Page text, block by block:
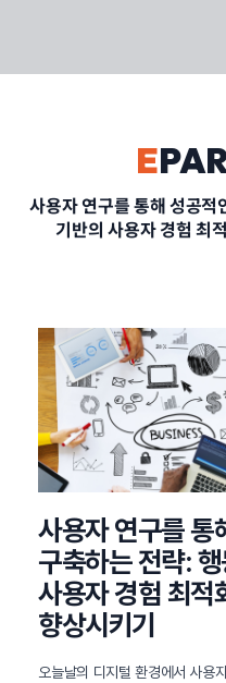
PORTFOLIO
CONTACT
정부지원사업
E
사용자 연구를 통해 성공적
기반의 사용자 경험 최
사용자 연구를
구축하는 전략:
사용자 경험 최적
향상시키기
오늘날의 디지털 환경에서 사용